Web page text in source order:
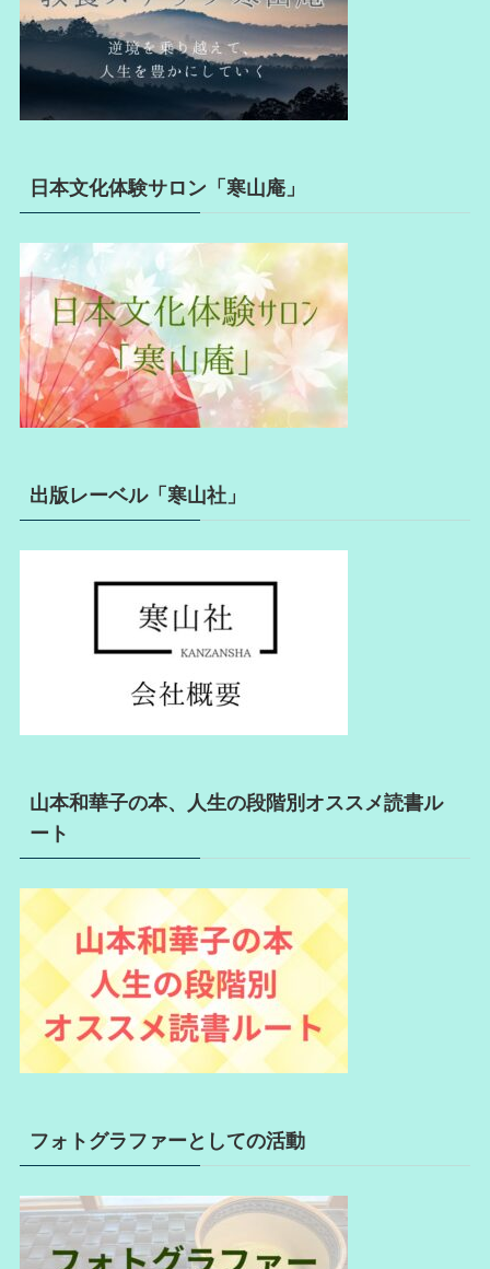
日本文化体験サロン「寒山庵」
出版レーベル「寒山社」
山本和華子の本、人生の段階別オススメ読書ル
ート
フォトグラファーとしての活動